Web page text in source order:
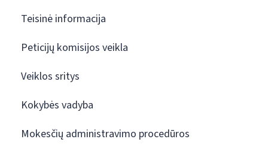
Teisinė informacija
Peticijų komisijos veikla
Veiklos sritys
Kokybės vadyba
Mokesčių administravimo procedūros